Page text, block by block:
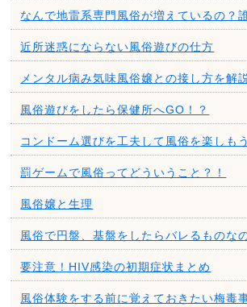
なんで地雷系専門風俗が増えているの？
近所迷惑にならない風俗遊びの仕方
メンタル病み気味風俗嬢との接し方を解
風俗遊びをしたら保健所へGO！？
コンドーム選びを工夫して風俗を楽しもう
罰ゲームで風俗ってどういうこと？！
風俗嬢と生理
風俗で円盤、基盤をしたらバレるものな
要注意！HIV感染の初期症状まとめ
風俗体験をする前に覚えておきたい梅毒